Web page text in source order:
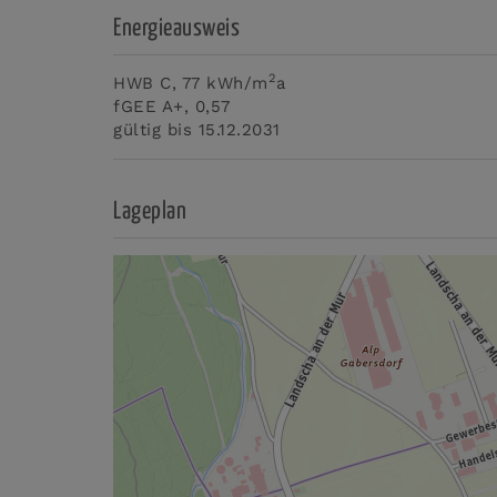
Energieausweis
HWB C, 77 kWh/m 2a
fGEE A+, 0,57
gültig bis 15.12.2031
Lageplan